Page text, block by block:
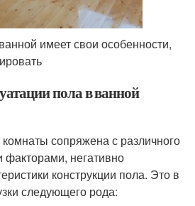
имеет свои особенности,
пола в ванной
сопряжена с различного
негативно
конструкции пола. Это в
следующего рода: